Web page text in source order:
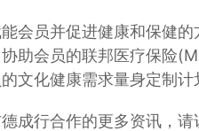
会员并促进健康和保健
助会员的联邦医疗保险
文化健康需求量身定制计
成行合作的更多资讯，